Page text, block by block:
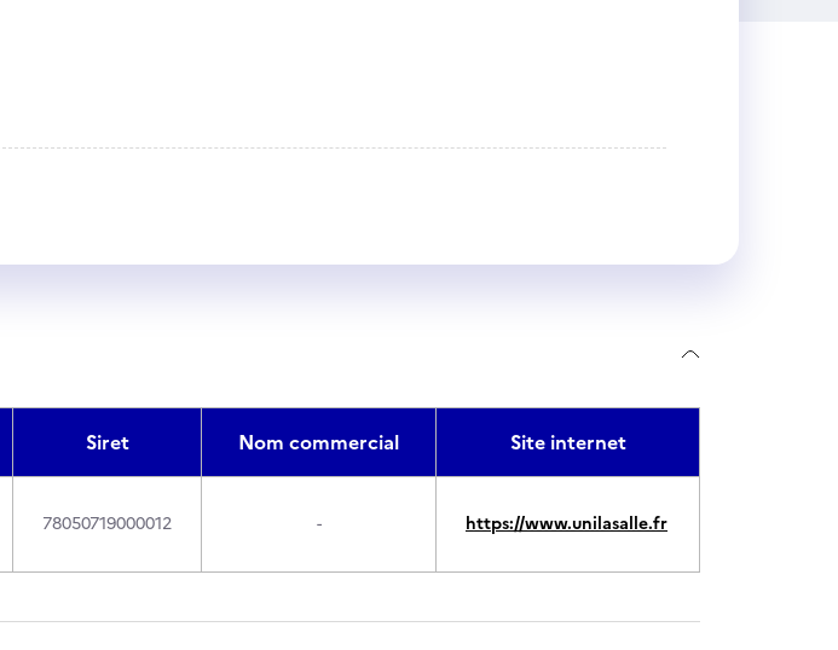
Siret Nom commercial Site internet
78050719000012 - https://www.unilasalle.fr